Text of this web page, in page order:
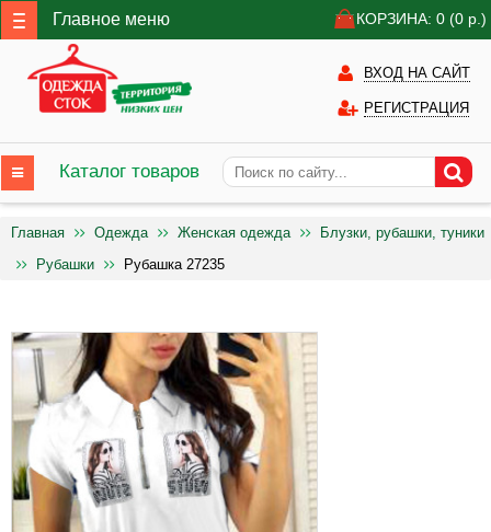
Главное меню КОРЗИНА: 0 (0 р.)
ВХОД НА САЙТ
РЕГИСТРАЦИЯ
Каталог товаров
Главная Одежда Женская одежда
Блузки, рубашки, туники
Рубашки
Рубашка 27235